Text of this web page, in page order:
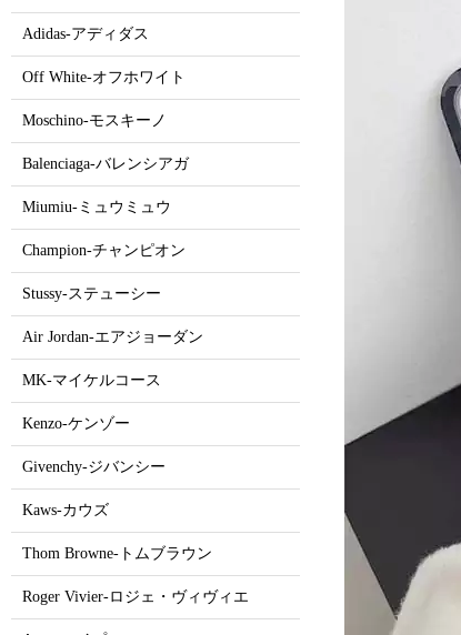
Adidas-アディダス
Off White-オフホワイト
Moschino-モスキーノ
Balenciaga-バレンシアガ
Miumiu-ミュウミュウ
Champion-チャンピオン
Stussy-ステューシー
Air Jordan-エアジョーダン
MK-マイケルコース
Kenzo-ケンゾー
Givenchy-ジバンシー
Kaws-カウズ
Thom Browne-トムブラウン
Roger Vivier-ロジェ・ヴィヴィエ